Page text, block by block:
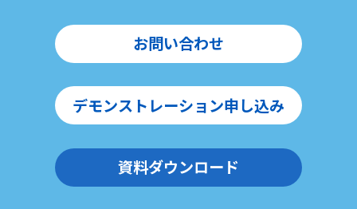
お問い合わせ
デモンストレーション申し込み
資料ダウンロード